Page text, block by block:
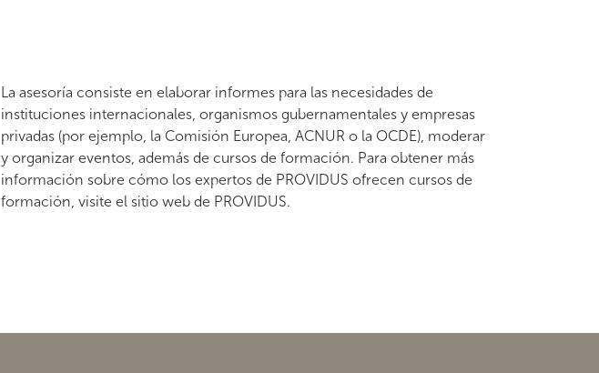
La asesoría consiste en elaborar informes para las necesidades de
instituciones internacionales, organismos gubernamentales y empresas
privadas (por ejemplo, la Comisión Europea, ACNUR o la OCDE), moderar
y organizar eventos, además de cursos de formación. Para obtener más
información sobre cómo los expertos de PROVIDUS ofrecen cursos de
formación, visite el sitio web de PROVIDUS.